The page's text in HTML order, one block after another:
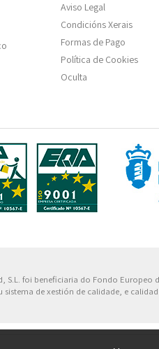
Aviso Legal
Condicións Xerais
Formas de Pago
Política de Cookies
Oculta
S.L. foi beneficiaria do Fondo
sistema de xestión de calidade, e